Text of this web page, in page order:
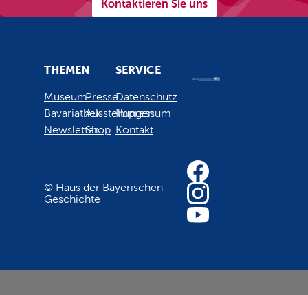
Kontaktieren Sie uns
THEMEN
Museum
Bavariathek
Newsletter
Presse
Ausstellungen
Shop
SERVICE
Datenschutz
Impressum
Kontakt
© Haus der Bayerischen
Geschichte